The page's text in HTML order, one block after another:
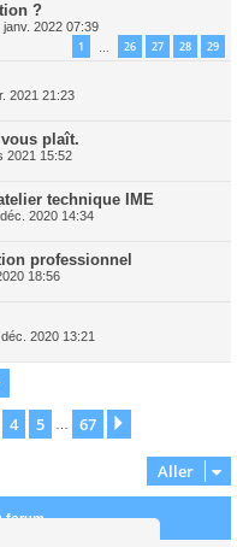
?
janv. 2022 07:39
1 26 27 28 29
2021 21:23
plaît.
2021 15:52
technique IME
2020 14:34
professionnel
18:56
2020 13:21
4 5 67
Aller
forum